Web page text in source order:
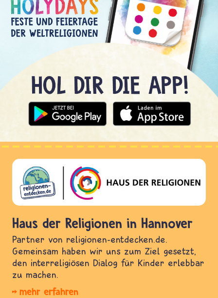
Haus der Religionen in Hannover
Partner von religionen-entdecken.de.
Gemeinsam haben wir uns zum Ziel gesetzt,
den interreligiösen Dialog für Kinder erlebbar
zu machen.
mehr erfahren